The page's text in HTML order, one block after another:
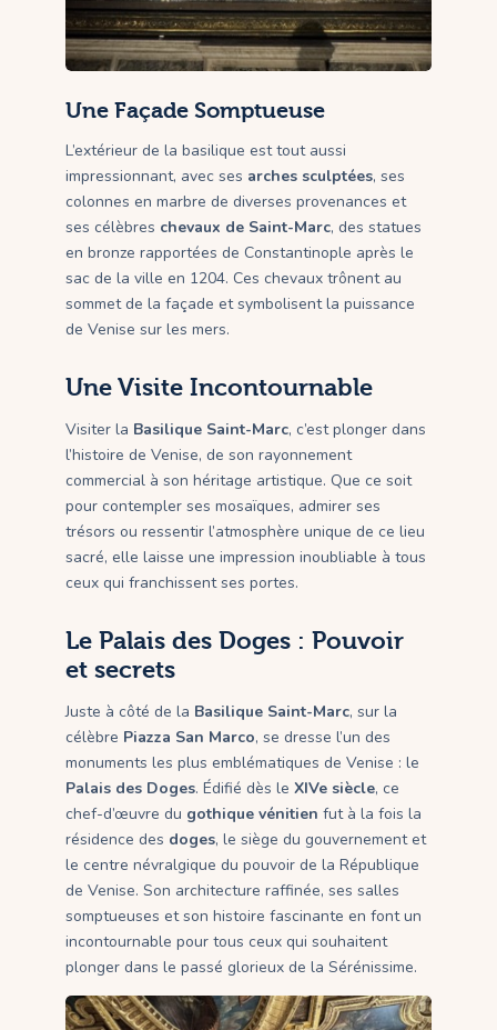
Une Façade Somptueuse
L’extérieur de la basilique est tout aussi
impressionnant, avec ses arches sculptées, ses
colonnes en marbre de diverses provenances et
ses célèbres chevaux de Saint-Marc, des statues
en bronze rapportées de Constantinople après le
sac de la ville en 1204. Ces chevaux trônent au
sommet de la façade et symbolisent la puissance
de Venise sur les mers.
Une Visite Incontournable
Visiter la Basilique Saint-Marc, c’est plonger dans
l’histoire de Venise, de son rayonnement
commercial à son héritage artistique. Que ce soit
pour contempler ses mosaïques, admirer ses
trésors ou ressentir l’atmosphère unique de ce lieu
sacré, elle laisse une impression inoubliable à tous
ceux qui franchissent ses portes.
Le Palais des Doges : Pouvoir
et secrets
Juste à côté de la Basilique Saint-Marc, sur la
célèbre Piazza San Marco, se dresse l’un des
monuments les plus emblématiques de Venise : le
Palais des Doges. Édifié dès le XIVe siècle, ce
chef-d’œuvre du gothique vénitien fut à la fois la
résidence des doges, le siège du gouvernement et
le centre névralgique du pouvoir de la République
de Venise. Son architecture raffinée, ses salles
somptueuses et son histoire fascinante en font un
incontournable pour tous ceux qui souhaitent
plonger dans le passé glorieux de la Sérénissime.